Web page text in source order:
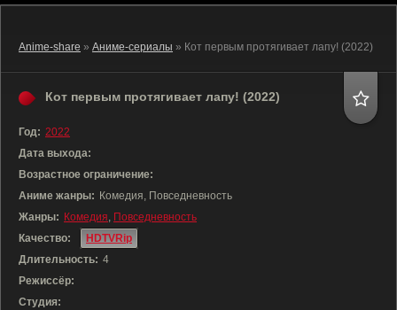
Anime-share » Аниме-сериалы » Кот первым протягивает лапу! (2022)
Кот первым протягивает лапу! (2022)
Год: 2022
Дата выхода:
Возрастное ограничение:
Аниме жанры: Комедия, Повседневность
Жанры: Комедия, Повседневность
Качество:
HDTVRip
Длительность: 4
Режиссёр:
Студия: